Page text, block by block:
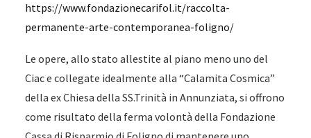
https://www.fondazionecarifol.it/raccolta-
permanente-arte-contemporanea-foligno/
Le opere, allo stato allestite al piano meno uno del
Ciac e collegate idealmente alla “Calamita Cosmica”
della ex Chiesa della SS.Trinità in Annunziata, si offrono
come risultato della ferma volontà della Fondazione